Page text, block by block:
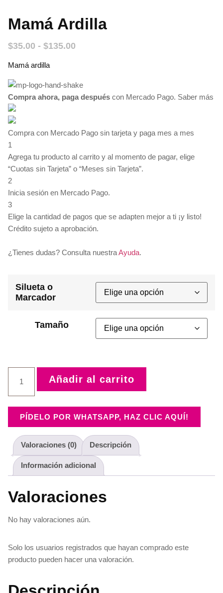
Mamá Ardilla
$35.00 - $135.00
$35.00
hasta
Mamá ardilla
Compra ahora, paga después con Mercado Pago. Saber más
Compra con Mercado Pago sin tarjeta y paga mes a mes
1
Agrega tu producto al carrito y al momento de pagar, elige
“Cuotas sin Tarjeta” o “Meses sin Tarjeta”.
2
Inicia sesión en Mercado Pago.
3
Elige la cantidad de pagos que se adapten mejor a ti ¡y listo!
Crédito sujeto a aprobación.
¿Tienes dudas? Consulta nuestraAyuda.
Silueta o
Marcador
Tamaño
ardilla
cantidad
Añadir al carrito
PÍDELO POR WHATSAPP, HAZ CLIC AQUÍ!
Valoraciones (0) Descripción
Información adicional
Valoraciones
No hay valoraciones aún.
Solo los usuarios registrados que hayan comprado este
producto pueden hacer una valoración.